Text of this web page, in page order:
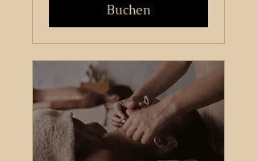
Buchen